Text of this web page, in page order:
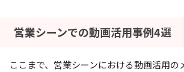
営業シーンでの動画活用事例4選
ここまで、営業シーンにおける動画活用の